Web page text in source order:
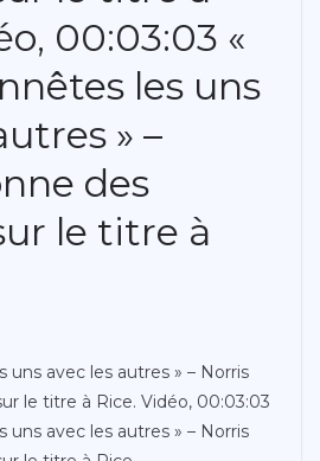
00:03:03 «
les uns
» –
des
le titre à
uns avec les autres » – Norris
le titre à Rice. Vidéo, 00:03:03
uns avec les autres » – Norris